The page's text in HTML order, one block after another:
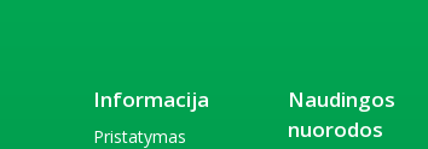
Informacija
Pristatymas
Naudingos
nuorodos